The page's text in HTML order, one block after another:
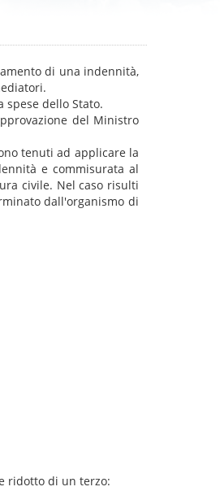
di una indennità,
dello Stato.
del Ministro
tenuti ad applicare la
e commisurata al
civile. Nel caso risulti
dall'organismo di
ridotto di un terzo: